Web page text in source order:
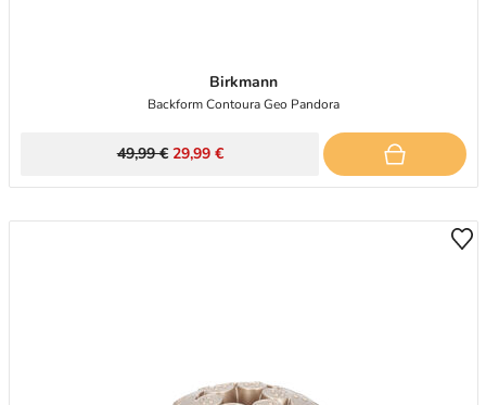
Birkmann
Backform Contoura Geo Pandora
49,99 € 29,99 €